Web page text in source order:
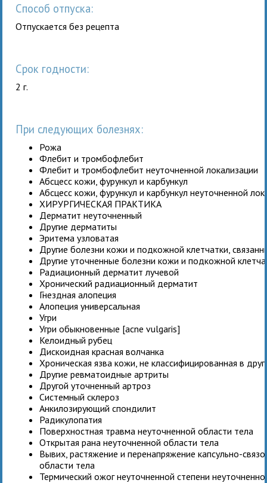
Способ отпуска:
Отпускается без рецепта
Срок годности:
2 г.
При следующих болезнях:
Рожа
Флебит и тромбофлебит
Флебит и тромбофлебит неуточненной локализации
Абсцесс кожи, фурункул и карбункул
Абсцесс кожи, фурункул и карбункул неуточненной
ХИРУРГИЧЕСКАЯ ПРАКТИКА
Дерматит неуточненный
Другие дерматиты
Эритема узловатая
Другие болезни кожи и подкожной клетчатки,
Другие уточненные болезни кожи и подкожной
Радиационный дерматит лучевой
Хронический радиационный дерматит
Гнездная алопеция
Алопеция универсальная
Угри
Угри обыкновенные [acne vulgaris]
Келоидный рубец
Дискоидная красная волчанка
Хроническая язва кожи, не классифицированная в
Другие ревматоидные артриты
Другой уточненный артроз
Системный склероз
Анкилозирующий спондилит
Радикулопатия
Поверхностная травма неуточненной области тела
Открытая рана неуточненной области тела
Вывих, растяжение и перенапряжение капсульно-
области тела
Термический ожог неуточненной степени